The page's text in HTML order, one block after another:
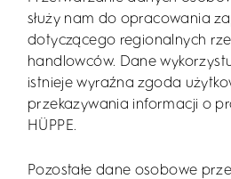
służy nam do opracowania
dotyczącego regionalnych
handlowców. Dane
istnieje wyraźna zgoda
przekazywania informacji o
HÜPPE.
Pozostałe dane osobowe